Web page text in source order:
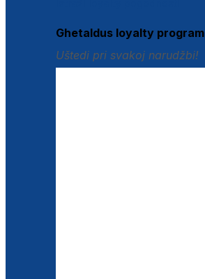
Ghetaldus loyalty program
Uštedi pri svakoj narudžbi!